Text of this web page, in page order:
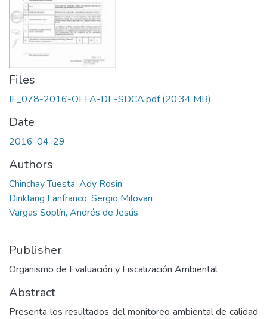
Files
IF_078-2016-OEFA-DE-SDCA.pdf(20.34 MB)
Date
2016-04-29
Authors
Chinchay Tuesta, Ady Rosin
Dinklang Lanfranco, Sergio Milovan
Vargas Soplín, Andrés de Jesús
Publisher
Organismo de Evaluación y Fiscalización Ambiental
Abstract
Presenta los resultados del monitoreo ambiental de calidad